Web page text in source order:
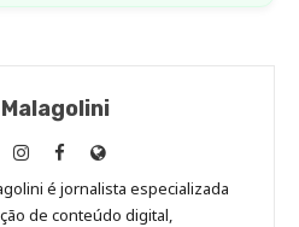
Anny
Malagolini
no
Anny
Malagolini
no
Site
de
Anny
é jornalista especializada
de conteúdo digital,